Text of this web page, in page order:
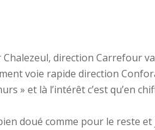
direction Carrefour
voie rapide direction
» et là l’intérêt c’est qu’en
doué comme pour le reste